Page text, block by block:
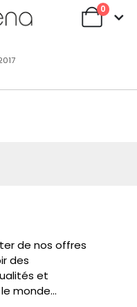
0
de nos offres
des
et
monde...